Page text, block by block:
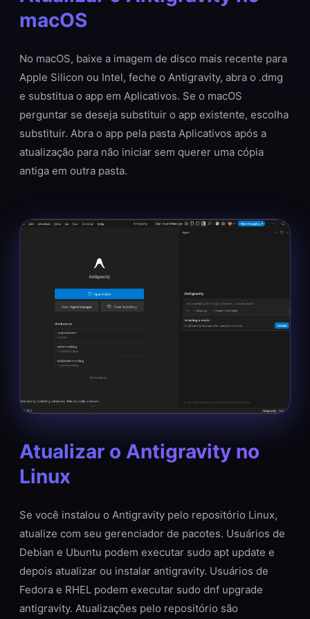
macOS
No macOS, baixe a imagem de disco mais recente para
Apple Silicon ou Intel, feche o Antigravity, abra o .dmg
e substitua o app em Aplicativos. Se o macOS
perguntar se deseja substituir o app existente, escolha
substituir. Abra o app pela pasta Aplicativos após a
atualização para não iniciar sem querer uma cópia
antiga em outra pasta.
Atualizar o Antigravity no
Linux
Se você instalou o Antigravity pelo repositório Linux,
atualize com seu gerenciador de pacotes. Usuários de
Debian e Ubuntu podem executar sudo apt update e
depois atualizar ou instalar antigravity. Usuários de
Fedora e RHEL podem executar sudo dnf upgrade
antigravity. Atualizações pelo repositório são